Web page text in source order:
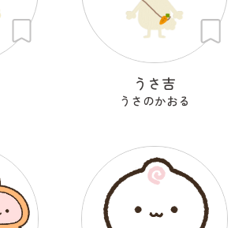
うさ吉
うさのかおる